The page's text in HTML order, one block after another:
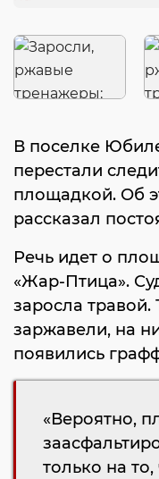
В поселке
перестали
площадкой. Об
рассказал
Речь идет о
«Жар-Птица».
заросла
заржавели, на
появились
«Вероятно,
только на